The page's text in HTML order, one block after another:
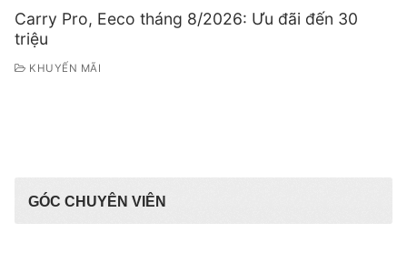
Carry Pro, Eeco tháng 8/2026: Ưu đãi đến 30
triệu
KHUYẾN MÃI
GÓC CHUYÊN VIÊN